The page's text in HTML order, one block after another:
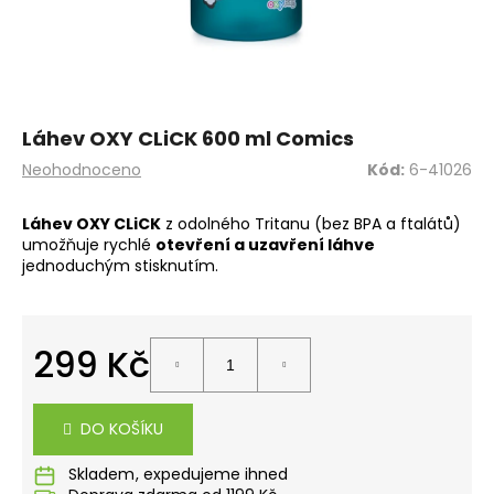
Průměrné
produktu
je
0,0
z
Neohodnoceno
Láhev OXY CLiCK 600 ml Comics
Kód: 6-41026
Láhev OXY CLiCK z odolného Tritanu (bez BPA a ftalátů)
umožňuje rychlé otevření a uzavření láhve
jednoduchým stisknutím.
299 Kč
DO KOŠÍKU
Skladem
?
HLEDAT
D
o
p
u